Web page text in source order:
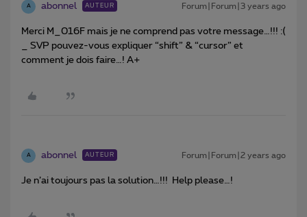
A abonnel AUTEUR Forum|Forum|3 years ago
Merci M_016F mais je ne comprend pas votre message…!!! :(
_ SVP pouvez-vous expliquer “shift” & “cursor” et
comment je dois faire…! A+
A abonnel AUTEUR Forum|Forum|2 years ago
Je n’ai toujours pas la solution…!!! Help please…!